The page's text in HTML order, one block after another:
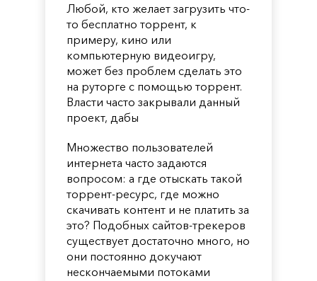
Любой, кто желает загрузить что-
то бесплатно торрент, к
примеру, кино или
компьютерную видеоигру,
может без проблем сделать это
на руторге с помощью торрент.
Власти часто закрывали данный
проект, дабы
Множество пользователей
интернета часто задаются
вопросом: а где отыскать такой
торрент-ресурс, где можно
скачивать контент и не платить за
это? Подобных сайтов-трекеров
существует достаточно много, но
они постоянно докучают
нескончаемыми потоками